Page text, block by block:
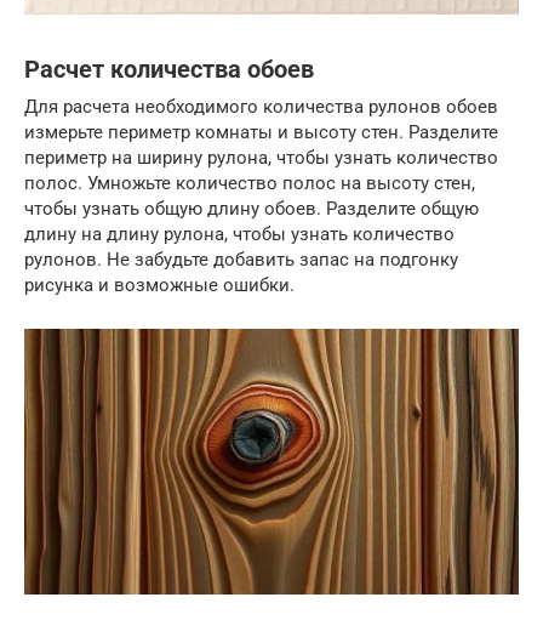
Расчет количества обоев
Для расчета необходимого количества рулонов обоев
измерьте периметр комнаты и высоту стен. Разделите
периметр на ширину рулона, чтобы узнать количество
полос. Умножьте количество полос на высоту стен,
чтобы узнать общую длину обоев. Разделите общую
длину на длину рулона, чтобы узнать количество
рулонов. Не забудьте добавить запас на подгонку
рисунка и возможные ошибки.